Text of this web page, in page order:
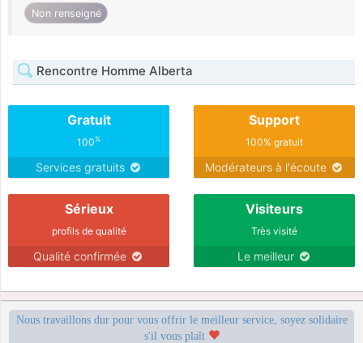
Non renseigné
Rencontre Homme Alberta
Gratuit
100%
Services gratuits
Support
100% gratuit
Modérateurs à l'écoute
Sérieux
profils de qualité
Qualité confirmée
Visiteurs
Très visité
Le meilleur
Nous travaillons dur pour vous offrir le meilleur service, soyez solidaire
s'il vous plaît